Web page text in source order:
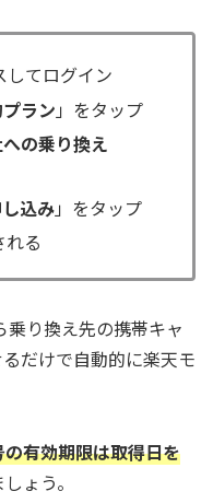
してログイン
ラン 」をタップ
の乗り換え
込み」をタップ
る
乗り換え先の携帯キャ
だけで自動的に楽天モ
有効期限は取得日を
ょう。